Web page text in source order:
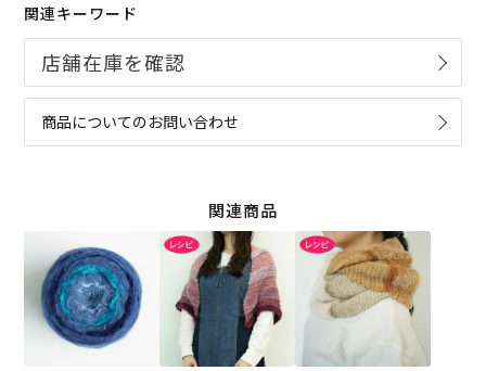
関連キーワード
商品についてのお問い合わせ
関連商品